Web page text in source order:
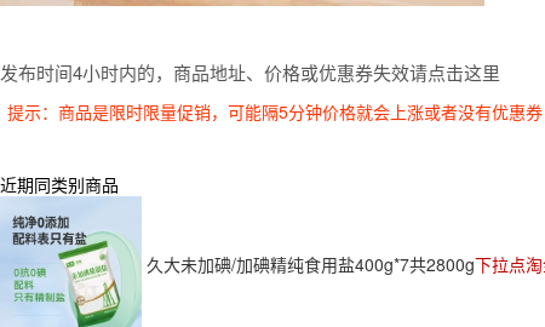
发布时间4小时内的，商品地址、价格或优惠券失效请点击这里
提示：商品是限时限量促销，可能隔5分钟价格就会上涨或者没有优惠券
近期同类别商品
久大未加碘/加碘精纯食用盐400g*7共2800g下拉点